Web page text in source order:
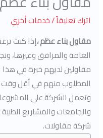
اترك تعليقاً/خدمات أخري
مقاول بناء عظم ،إذا كنت
العامة والمرافق وغيرها،
مقاولين لديهم خبرة في هذا
المطلوب منهم في أقل وقت
وتعمل الشركة على
والجامعات والمشاريع
شركة مقاولات.